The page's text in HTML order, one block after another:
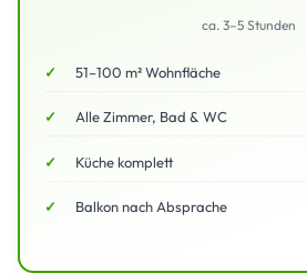
ca. 3–5 Stunden
51–100 m² Wohnfläche
Alle Zimmer, Bad & WC
Küche komplett
Balkon nach Absprache